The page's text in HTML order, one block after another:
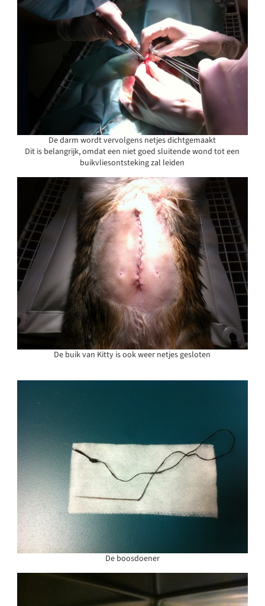
De darm wordt vervolgens netjes dichtgemaakt
Dit is belangrijk, omdat een niet goed sluitende wond tot een
buikvliesontsteking zal leiden
De buik van Kitty is ook weer netjes gesloten
De boosdoener